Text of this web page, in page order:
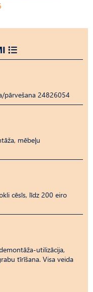
pārvešana 24826054
mēbeļu
cēsīs, līdz 200 eiro
utilizācija,
tīrīšana. Visa veida